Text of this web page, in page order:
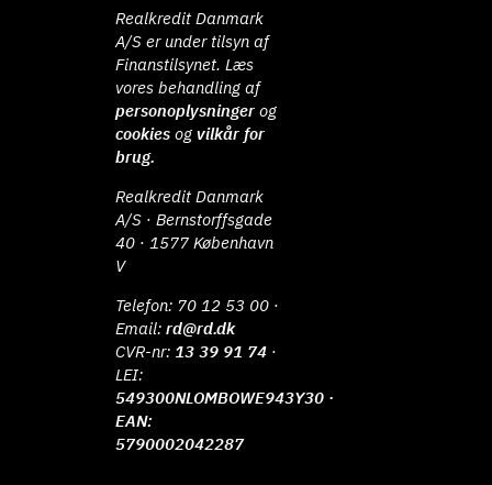
Realkredit Danmark
A/S er under tilsyn af
Finanstilsynet. Læs
vores behandling af
personoplysninger og
cookies ogvilkår for
brug.
Realkredit Danmark
A/S · Bernstorffsgade
40 · 1577 København
V
Telefon: 70 12 53 00 ·
Email:rd@rd.dk
CVR-nr: 13 39 91 74 ·
LEI:
549300NLOMBOWE943Y30 ·
EAN:
5790002042287